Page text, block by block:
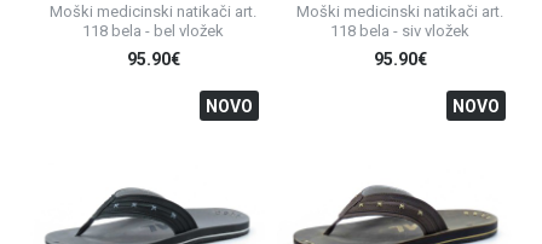
Moški medicinski natikači art.
118 bela - bel vložek
95.90€
Moški medicinski natikači art.
118 bela - siv vložek
95.90€
NOVO NOVO